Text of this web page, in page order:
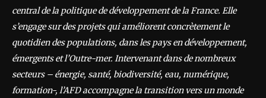
central de la politique de développement de la France. Elle
s’engage sur des projets qui améliorent concrètement le
quotidien des populations, dans les pays en développement,
émergents et l’Outre-mer. Intervenant dans de nombreux
secteurs – énergie, santé, biodiversité, eau, numérique,
formation-, l’AFD accompagne la transition vers un monde